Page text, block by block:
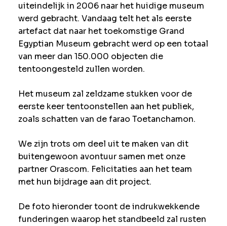
uiteindelijk in 2006 naar het huidige museum
werd gebracht. Vandaag telt het als eerste
artefact dat naar het toekomstige Grand
Egyptian Museum gebracht werd op een totaal
van meer dan 150.000 objecten die
tentoongesteld zullen worden.
Het museum zal zeldzame stukken voor de
eerste keer tentoonstellen aan het publiek,
zoals schatten van de farao Toetanchamon.
We zijn trots om deel uit te maken van dit
buitengewoon avontuur samen met onze
partner Orascom. Felicitaties aan het team
met hun bijdrage aan dit project.
De foto hieronder toont de indrukwekkende
funderingen waarop het standbeeld zal rusten